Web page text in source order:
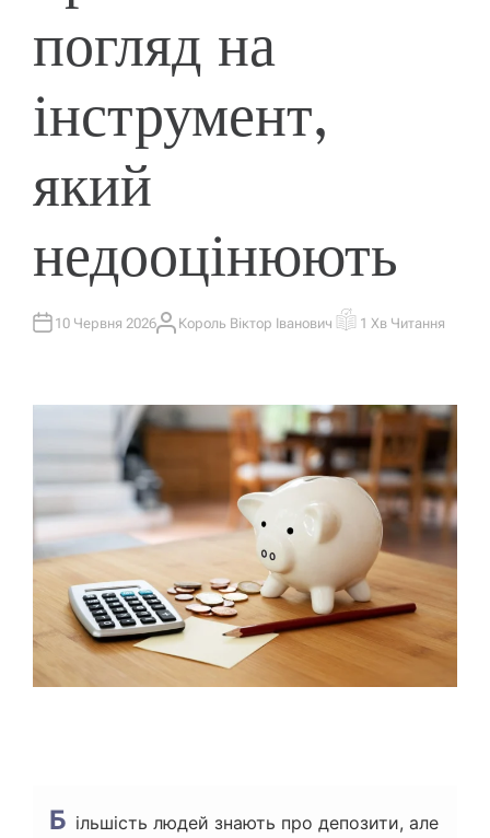
погляд на
інструмент,
який
недооцінюють
10 Червня 2026А
Король Віктор Іванович О
О
В
Н
И
Й
С
Ч
И
Н
Н
Я
1 Хв Читання
Б ільшість людей знають про депозити, але